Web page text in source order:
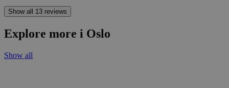
Show all 13 reviews
Explore more i Oslo
Show all